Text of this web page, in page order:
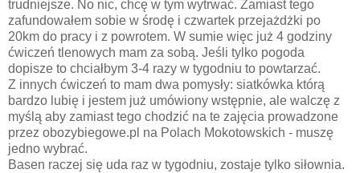
trudniejsze. No nic, chcę w tym wytrwać. Zamiast tego
zafundowałem sobie w środę i czwartek przejażdżki po
20km do pracy i z powrotem. W sumie więc już 4 godziny
ćwiczeń tlenowych mam za sobą. Jeśli tylko pogoda
dopisze to chciałbym 3-4 razy w tygodniu to powtarzać.
Z innych ćwiczeń to mam dwa pomysły: siatkówka którą
bardzo lubię i jestem już umówiony wstępnie, ale walczę z
myślą aby zamiast tego chodzić na te zajęcia prowadzone
przez obozybiegowe.pl na Polach Mokotowskich - muszę
jedno wybrać.
Basen raczej się uda raz w tygodniu, zostaje tylko siłownia.